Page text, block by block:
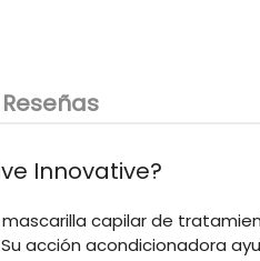
Reseñas
Innovative?
mascarilla capilar de
acción acondicionadora